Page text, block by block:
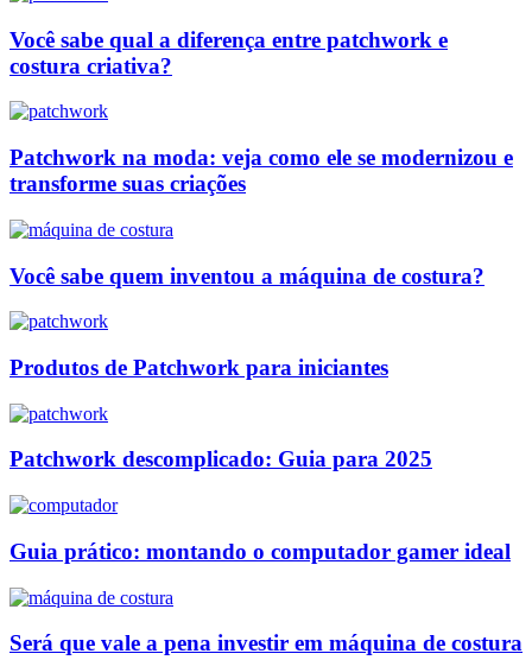
Você sabe qual a diferença entre patchwork e
costura criativa?
Patchwork na moda: veja como ele se modernizou e
transforme suas criações
Você sabe quem inventou a máquina de costura?
Produtos de Patchwork para iniciantes
Patchwork descomplicado: Guia para 2025
Guia prático: montando o computador gamer ideal
Será que vale a pena investir em máquina de costura